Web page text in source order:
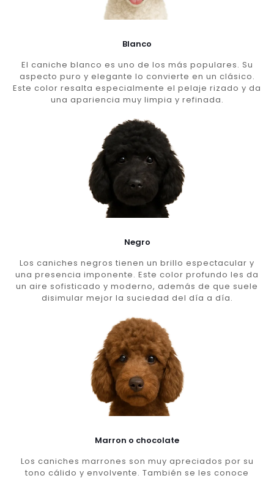
Blanco
El caniche blanco es uno de los más populares. Su
aspecto puro y elegante lo convierte en un clásico.
Este color resalta especialmente el pelaje rizado y da
una apariencia muy limpia y refinada.
Negro
Los caniches negros tienen un brillo espectacular y
una presencia imponente. Este color profundo les da
un aire sofisticado y moderno, además de que suele
disimular mejor la suciedad del día a día.
Marron o chocolate
Los caniches marrones son muy apreciados por su
tono cálido y envolvente. También se les conoce